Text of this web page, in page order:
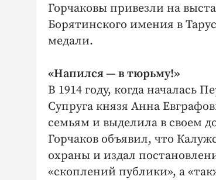
Горчаковы привезли на
Борятинского имения в
медали.
«Напился — в тюрьму!»
В 1914 году, когда началась
Супруга князя Анна
семьям и выделила в своем
Горчаков объявил, что
охраны и издал
«скоплений публики», а